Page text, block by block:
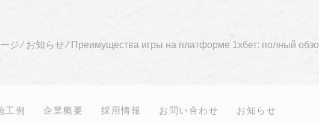
ジ⁄ お知らせ⁄ Преимущества игры на платформе 1xбет: полный обзо
工例 企業概要 採用情報 お問い合わせ お知らせ